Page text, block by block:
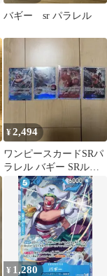
バギー sr パラレル
¥2,494
ワンピースカードSRパ
ラレル バギー SRルフ
ィ バギー 錦えもん4枚
セット
¥ 1,280